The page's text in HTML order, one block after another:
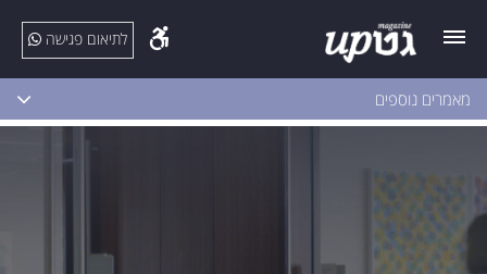
לתיאום פגישה
מאמרים נוספים